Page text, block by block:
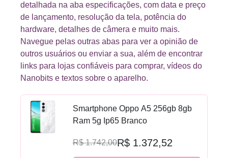
detalhada na aba especificações, com data e preço
de lançamento, resolução da tela, potência do
hardware, detalhes de câmera e muito mais.
Navegue pelas outras abas para ver a opinião de
outros usuários ou enviar a sua, além de encontrar
links para lojas confiáveis para comprar, vídeos do
Nanobits e textos sobre o aparelho.
Smartphone Oppo A5 256gb 8gb
Ram 5g Ip65 Branco
R$ 1.742,00R$ 1.372,52